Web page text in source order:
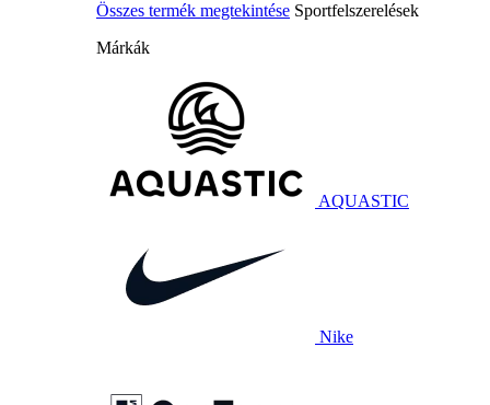
Összes termék megtekintése Sportfelszerelések
Márkák
AQUASTIC
Nike